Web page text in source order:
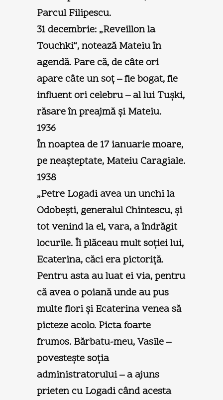
Parcul Filipescu.
31 decembrie: „Reveillon la
Touchki“, notează Mateiu în
agendă. Pare că, de câte ori
apare câte un soţ – fie bogat, fie
influent ori celebru – al lui Tuşki,
răsare în preajmă şi Mateiu.
1936
În noaptea de 17 ianuarie moare,
pe neaşteptate, Mateiu Caragiale.
1938
„Petre Logadi avea un unchi la
Odobeşti, generalul Chintescu, şi
tot venind la el, vara, a îndrăgit
locurile. Îi plăceau mult soţiei lui,
Ecaterina, căci era pictoriţă.
Pentru asta au luat ei via, pentru
că avea o poiană unde au pus
multe flori şi Ecaterina venea să
picteze acolo. Picta foarte
frumos. Bărbatu-meu, Vasile –
povesteşte soţia
administratorului – a ajuns
prieten cu Logadi când acesta